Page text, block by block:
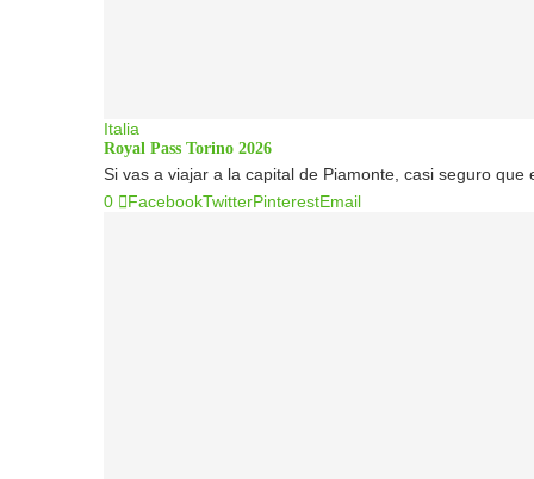
Italia
Royal Pass Torino 2026
Si vas a viajar a la capital de Piamonte, casi seguro
0
FacebookTwitterPinterestEmail